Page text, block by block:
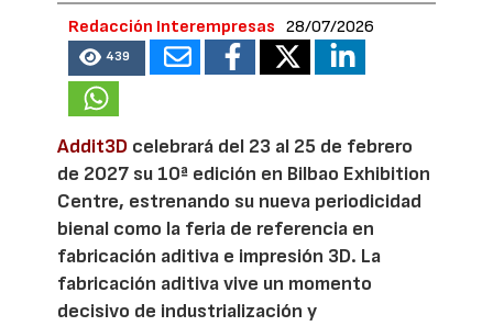
Redacción Interempresas 28/07/2026
439
Addit3D celebrará del 23 al 25 de febrero
de 2027 su 10ª edición en Bilbao Exhibition
Centre, estrenando su nueva periodicidad
bienal como la feria de referencia en
fabricación aditiva e impresión 3D. La
fabricación aditiva vive un momento
decisivo de industrialización y